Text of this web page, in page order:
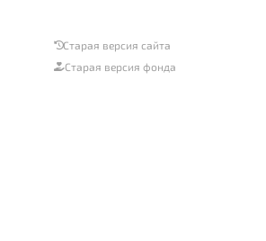
Старая версия сайта
Старая версия фонда